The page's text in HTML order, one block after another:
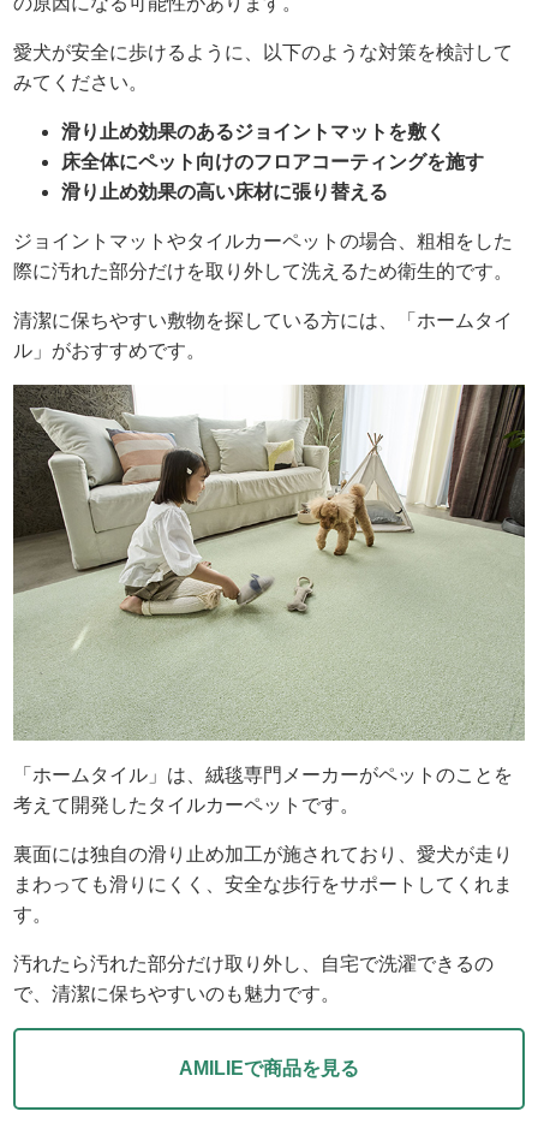
愛犬が安全に歩けるように、以下のような対策を検討して
みてください。
滑り止め効果のあるジョイントマットを敷く
床全体にペット向けのフロアコーティングを施す
滑り止め効果の高い床材に張り替える
ジョイントマットやタイルカーペットの場合、粗相をした
際に汚れた部分だけを取り外して洗えるため衛生的です。
清潔に保ちやすい敷物を探している方には、「ホームタイ
ル」がおすすめです。
「ホームタイル」は、絨毯専門メーカーがペットのことを
考えて開発したタイルカーペットです。
裏面には独自の滑り止め加工が施されており、愛犬が走り
まわっても滑りにくく、安全な歩行をサポートしてくれま
す。
汚れたら汚れた部分だけ取り外し、自宅で洗濯できるの
で、清潔に保ちやすいのも魅力です。
AMILIEで商品を見る